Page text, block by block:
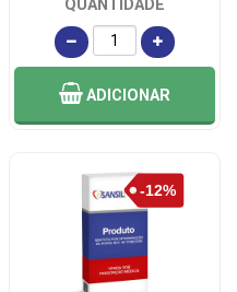
QUANTIDADE
ADICIONAR